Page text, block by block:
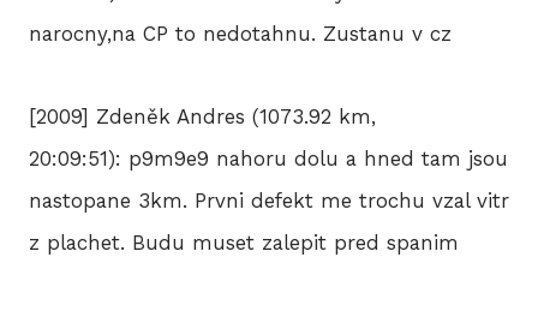
narocny,na CP to nedotahnu. Zustanu v cz
[2009] Zdeněk Andres (1073.92 km,
20:09:51): p9m9e9 nahoru dolu a hned tam jsou
nastopane 3km. Prvni defekt me trochu vzal vitr
z plachet. Budu muset zalepit pred spanim